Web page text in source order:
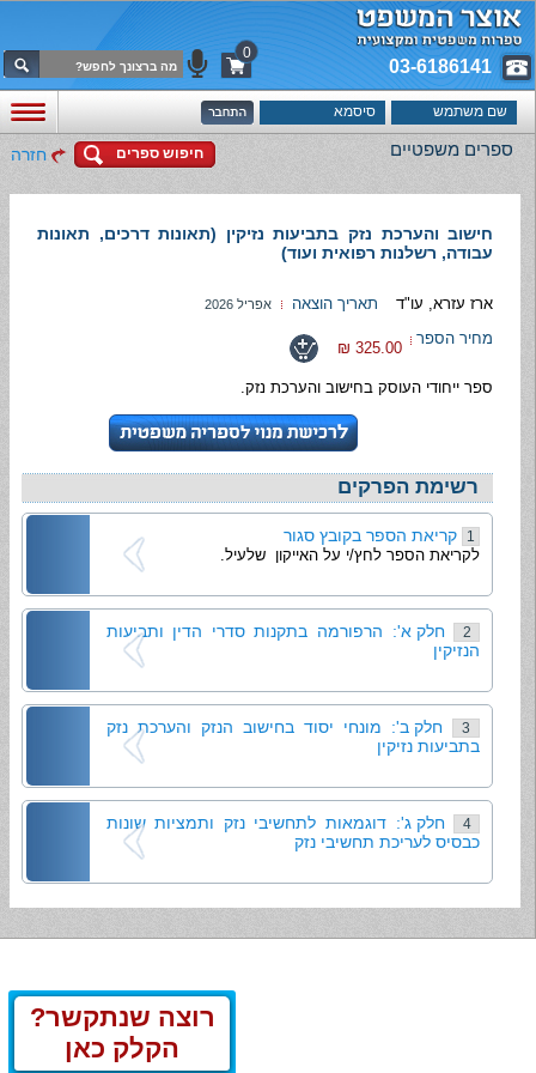
03-6186141
0
ספרים משפטיים חיפוש ספרים חזרה
חישוב והערכת נזק בתביעות נזיקין (תאונות דרכים, תאונות
עבודה, רשלנות רפואית ועוד)
ארז עזרא, עו"ד תאריך הוצאה אפריל 2026
מחיר הספר
325.00 ₪
ספר ייחודי העוסק בחישוב והערכת נזק.
רשימת הפרקים
קריאת הספר בקובץ סגור
לקריאת הספר לחץ/י על האייקון שלעיל.
חלק א': הרפורמה בתקנות סדרי הדין ותביעות
הנזיקין
חלק ב': מונחי יסוד בחישוב הנזק והערכת נזק
בתביעות נזיקין
4
חלק ג': דוגמאות לתחשיבי נזק ותמציות שונות
כבסיס לעריכת תחשיבי נזק
רוצה שנתקשר?
הקלק כאן